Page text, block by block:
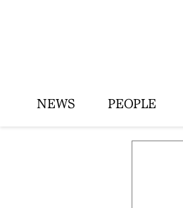
NEWS PEOPLE